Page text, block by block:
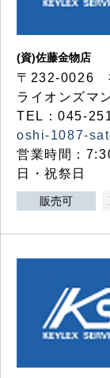
(資)佐藤金物店
〒232-0026
ライオンズマ
TEL：045-
oshi-1087-
営業時間：
日・祝祭日
販売可